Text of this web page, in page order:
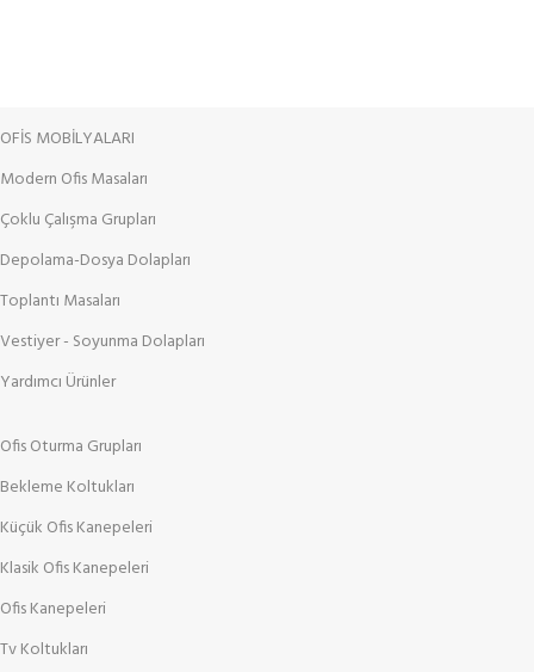
OFİS MOBİLYALARI
Modern Ofis Masaları
Çoklu Çalışma Grupları
Depolama-Dosya Dolapları
Toplantı Masaları
Vestiyer - Soyunma Dolapları
Yardımcı Ürünler
Ofis Oturma Grupları
Bekleme Koltukları
Küçük Ofis Kanepeleri
Klasik Ofis Kanepeleri
Ofis Kanepeleri
Tv Koltukları